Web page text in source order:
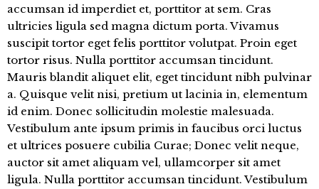
accumsan id imperdiet et, porttitor at sem. Cras
ultricies ligula sed magna dictum porta. Vivamus
suscipit tortor eget felis porttitor volutpat. Proin eget
tortor risus. Nulla porttitor accumsan tincidunt.
Mauris blandit aliquet elit, eget tincidunt nibh pulvinar
a. Quisque velit nisi, pretium ut lacinia in, elementum
id enim. Donec sollicitudin molestie malesuada.
Vestibulum ante ipsum primis in faucibus orci luctus
et ultrices posuere cubilia Curae; Donec velit neque,
auctor sit amet aliquam vel, ullamcorper sit amet
ligula. Nulla porttitor accumsan tincidunt. Vestibulum